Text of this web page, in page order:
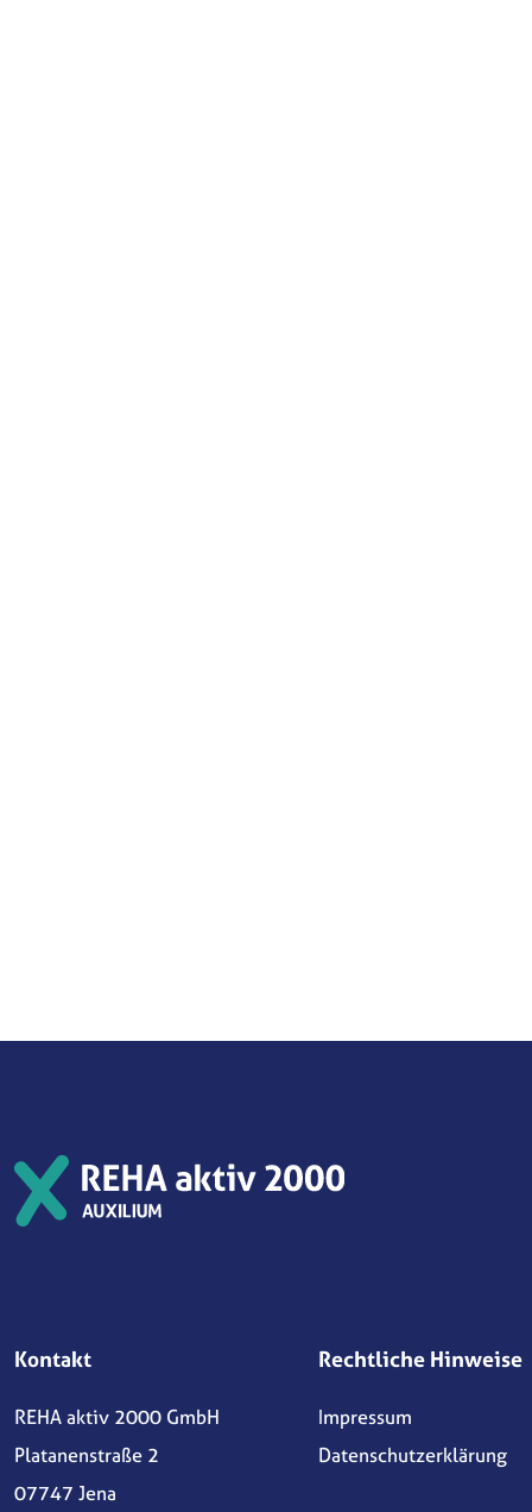
Kontakt
REHA aktiv 2000 GmbH
Platanenstraße 2
07747 Jena
Rechtliche Hinweise
Impressum
Datenschutzerklärung